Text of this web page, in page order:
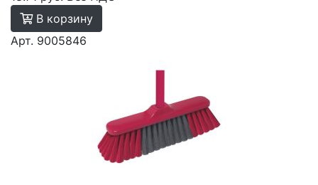
В корзину
Арт. 9005846